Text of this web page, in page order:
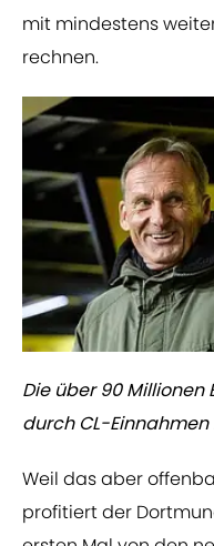
mit mindestens
rechnen.
Die über 90 Millionen
durch CL-
Weil das aber
profitiert der